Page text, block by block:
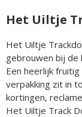
Het Uiltje
Het Uiltje
gebrouwen bij
Een heerlijk
verpakking zit in
kortingen,
Het Uiltje Track